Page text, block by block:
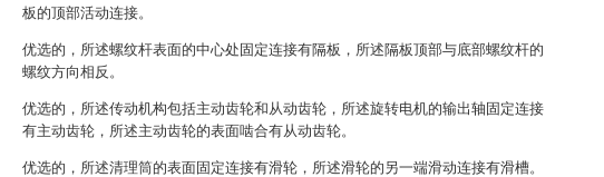
板的顶部活动连接。
优选的，所述螺纹杆表面的中心处固定连接有隔板，所述隔板顶部与底部螺纹杆的
螺纹方向相反。
优选的，所述传动机构包括主动齿轮和从动齿轮，所述旋转电机的输出轴固定连接
有主动齿轮，所述主动齿轮的表面啮合有从动齿轮。
优选的，所述清理筒的表面固定连接有滑轮，所述滑轮的另一端滑动连接有滑槽。